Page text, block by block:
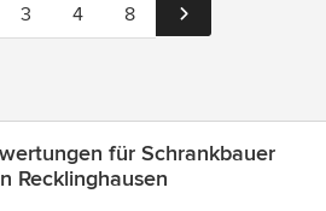
3 4 8
für Schrankbauer
Recklinghausen